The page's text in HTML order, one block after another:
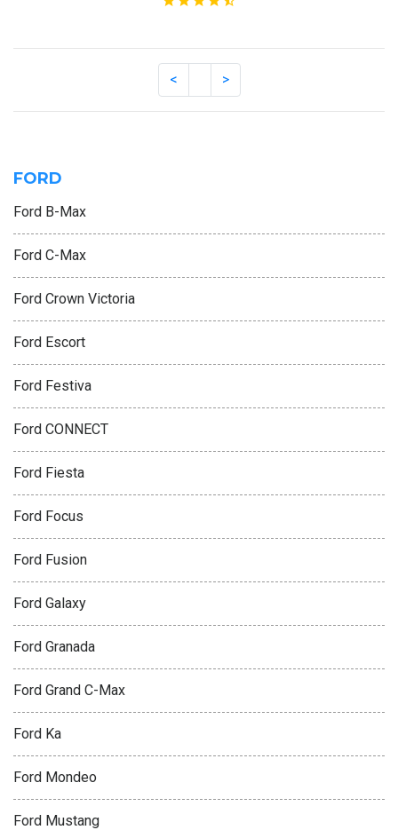
FORD
Ford B-Max
Ford C-Max
Ford Crown Victoria
Ford Escort
Ford Festiva
Ford CONNECT
Ford Fiesta
Ford Focus
Ford Fusion
Ford Galaxy
Ford Granada
Ford Grand C-Max
Ford Ka
Ford Mondeo
Ford Mustang